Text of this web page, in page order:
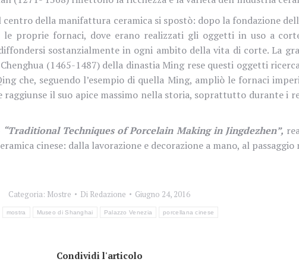
della manifattura ceramica si spostò: dopo la fondazione
proprie fornaci, dove erano realizzati gli oggetti in uso a
sostanzialmente in ogni ambito della vita di corte. La
(1465-1487) della dinastia Ming rese questi oggetti
che, seguendo l’esempio di quella Ming, ampliò le fornaci
il suo apice massimo nella storia, soprattutto durante i
“Traditional Techniques of Porcelain Making in Jingdezhen”,
cinese: dalla lavorazione e decorazione a mano, al
Categoria: Mostre Di Redazione
Giugno 24, 2016
mostra Museo di Shanghai Palazzo Venezia porcellana cinese
Condividi l'articolo